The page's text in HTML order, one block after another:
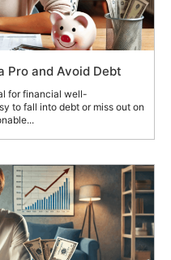
Pro and Avoid Debt
for financial well-
to fall into debt or miss out on